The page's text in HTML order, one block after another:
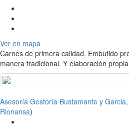
Ver en mapa
Carnes de primera calidad. Embutido
manera tradicional. Y elaboración
Asesoría Gestoría Bustamante y
Rionansa)